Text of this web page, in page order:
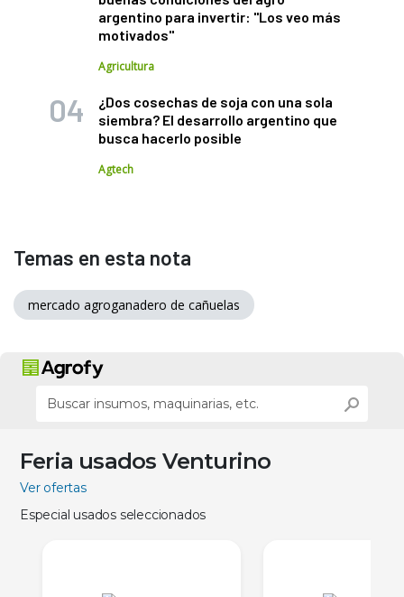
argentino para invertir: "Los veo más
motivados"
Agricultura
¿Dos cosechas de soja con una sola
siembra? El desarrollo argentino que
busca hacerlo posible
Agtech
Temas en esta nota
mercado agroganadero de cañuelas
Feria usados Venturino
Ver ofertas
Especial usados seleccionados